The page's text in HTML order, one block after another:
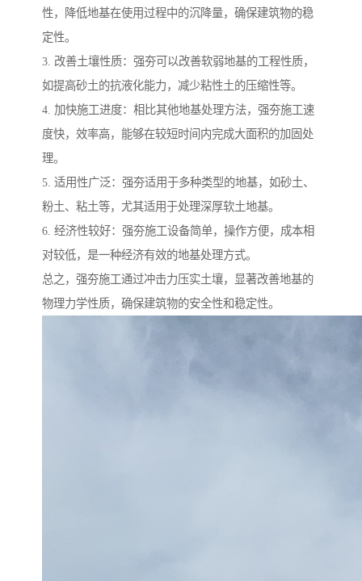
性，降低地基在使用过程中的沉降量，确保建筑物的稳
定性。
3. 改善土壤性质：强夯可以改善软弱地基的工程性质，
如提高砂土的抗液化能力，减少粘性土的压缩性等。
4. 加快施工进度：相比其他地基处理方法，强夯施工速
度快，效率高，能够在较短时间内完成大面积的加固处
理。
5. 适用性广泛：强夯适用于多种类型的地基，如砂土、
粉土、粘土等，尤其适用于处理深厚软土地基。
6. 经济性较好：强夯施工设备简单，操作方便，成本相
对较低，是一种经济有效的地基处理方式。
总之，强夯施工通过冲击力压实土壤，显著改善地基的
物理力学性质，确保建筑物的安全性和稳定性。